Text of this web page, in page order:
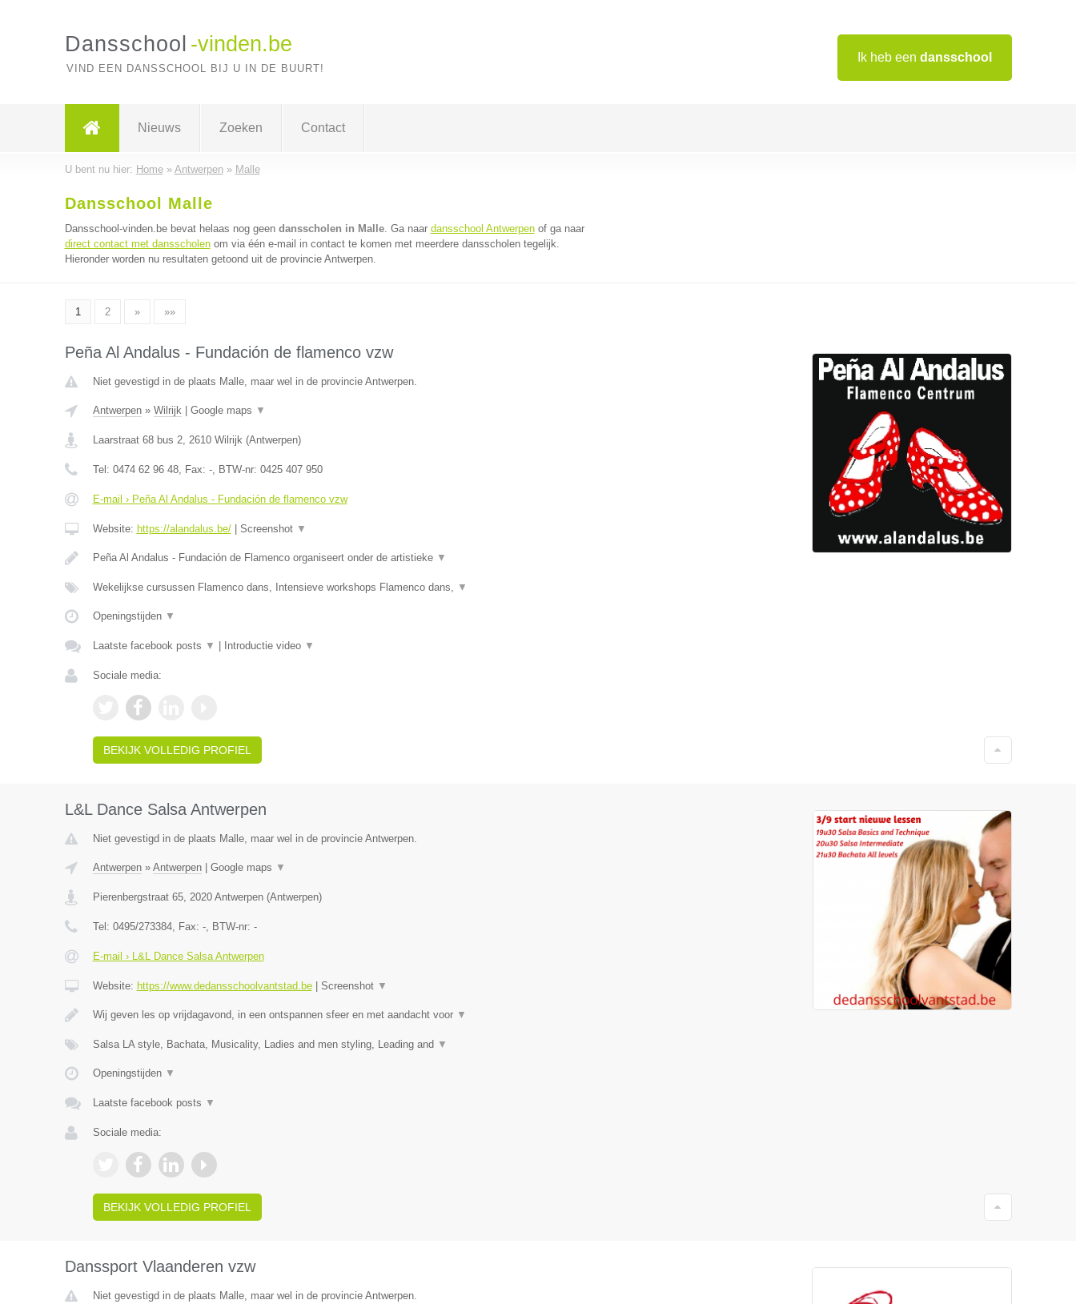
Ik heb een dansschool
Dansschool -vinden.be
VIND EEN DANSSCHOOL BIJ U IN DE BUURT!
Nieuws Zoeken Contact
U bent nu hier: Home» Antwerpen» Malle
Dansschool Malle
Dansschool-vinden.be bevat helaas nog geen dansscholen in Malle. Ga naar dansschool Antwerpenof ga naar
direct contact met dansscholenom via één e-mail in contact te komen met meerdere dansscholen tegelijk.
Hieronder worden nu resultaten getoond uit de provincie Antwerpen.
1 2 » »»
Peña Al Andalus - Fundación de flamenco vzw
Niet gevestigd in de plaats Malle, maar wel in de provincie Antwerpen.
Antwerpen» Wilrijk| Google maps ▼
Laarstraat 68 bus 2, 2610 Wilrijk(Antwerpen)
Tel: 0474 62 96 48, Fax: -, BTW-nr: 0425 407 950
E-mail › Peña Al Andalus - Fundación de flamenco vzw
Website: https://alandalus.be/| Screenshot ▼
Peña Al Andalus - Fundación de Flamenco organiseert onder de artistieke ▼
Wekelijkse cursussen Flamenco dans, Intensieve workshops Flamenco dans, ▼
Openingstijden ▼
Laatste facebook posts ▼ Introductie video ▼
Sociale media:
BEKIJK VOLLEDIG PROFIEL
L&L Dance Salsa Antwerpen
Niet gevestigd in de plaats Malle, maar wel in de provincie Antwerpen.
Antwerpen» Antwerpen| Google maps ▼
Pierenbergstraat 65, 2020 Antwerpen(Antwerpen)
Tel: 0495/273384, Fax: -, BTW-nr: -
E-mail › L&L Dance Salsa Antwerpen
Website: https://www.dedansschoolvantstad.be| Screenshot ▼
Wij geven les op vrijdagavond, in een ontspannen sfeer en met aandacht voor ▼
Salsa LA style, Bachata, Musicality, Ladies and men styling, Leading and ▼
Openingstijden ▼
Laatste facebook posts ▼
Sociale media:
BEKIJK VOLLEDIG PROFIEL
Danssport Vlaanderen vzw
Niet gevestigd in de plaats Malle, maar wel in de provincie Antwerpen.